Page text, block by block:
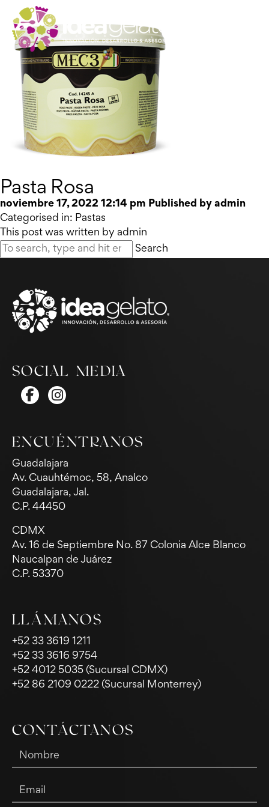
Pasta Rosa
noviembre 17, 2022 12:14 pm Published by admin
Categorised in: Pastas
This post was written by admin
Search
SOCIAL MEDIA
ENCUÉNTRANOS
Guadalajara
Av. Cuauhtémoc, 58, Analco
Guadalajara, Jal.
C.P. 44450
CDMX
Av. 16 de Septiembre No. 87 Colonia Alce Blanco
Naucalpan de Juárez
C.P. 53370
CONTÁCTANOS
LLÁMANOS
+52 33 3619 1211
+52 33 3616 9754
+52 4012 5035 (Sucursal CDMX)
+52 86 2109 0222 (Sucursal Monterrey)